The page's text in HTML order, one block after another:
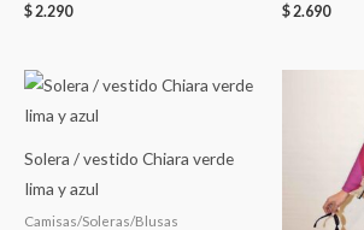
$ 2.290 $ 2.690
Solera / vestido Chiara verde
Iima y azul
Camisas/Soleras/Blusas